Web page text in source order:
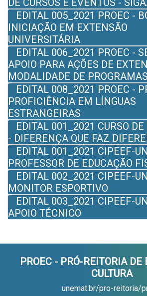
DE CURSOS E EVENTOS -
EDITAL 005_2021 PROEC -
INICIAÇÃO EM EXTENSÃO
UNIVERSITÁRIA
EDITAL 006_2021 PROEC -
APOIO PARA AÇÕES DE
MODALIDADE DE PROGRAMAS
EDITAL 008_2021 PROEC -
PROFICIÊNCIA EM LÍNGUAS
ESTRANGEIRAS
EDITAL 001_2021 CURSO
- DIFERENÇA QUE FAZ
EDITAL 001_2021 CIPEEF-
PROFESSOR DE EDUCAÇÃO
EDITAL 002_2021 CIPEEF-
MONITOR ESPORTIVO
EDITAL 003_2021 CIPEEF-
APOIO TÉCNICO
PROEC - PRÓ-REITORIA DE
CULTURA
unemat.br/pro-reitoria/